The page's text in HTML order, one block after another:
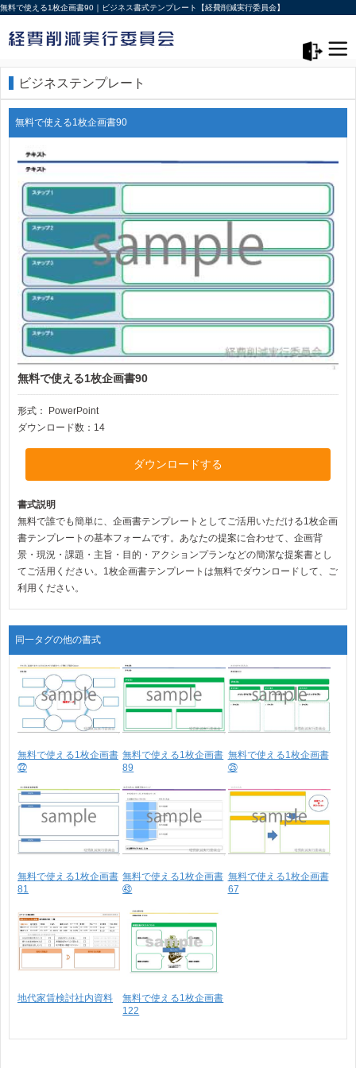
無料で使える1枚企画書90｜ビジネス書式テンプレート【経費削減実行委員会】
ビジネステンプレート
無料で使える1枚企画書90
無料で使える1枚企画書90
形式：
PowerPoint
ダウンロード数：14
ダウンロードする
書式説明
無料で誰でも簡単に、企画書テンプレートとしてご活用いただける1枚企画
書テンプレートの基本フォームです。あなたの提案に合わせて、企画背
景・現況・課題・主旨・目的・アクションプランなどの簡潔な提案書とし
てご活用ください。1枚企画書テンプレートは無料でダウンロードして、ご
利用ください。
同一タグの他の書式
無料で使える1枚企画書
㉒
無料で使える1枚企画書
89
無料で使える1枚企画書
㉕
無料で使える1枚企画書
81
無料で使える1枚企画書
㊸
無料で使える1枚企画書
67
地代家賃検討社内資料
無料で使える1枚企画書
122